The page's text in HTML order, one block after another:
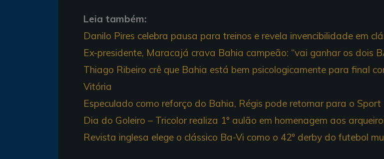
Leia também:
Danilo Pires celebra pausa para treinos e revela invencibilidade em
Ex-presidente, Maracajá crava Bahia campeão: “vai ganhar os dois
Thiago Ribeiro crê que Bahia está bem psicologicamente para final
Vitória
Especulado como reforço do Bahia, Régis pode retornar para o Sport
Dia do Goleiro – Tricolor realiza 1º aulão em homenagem aos
Revista inglesa elege o clássico Ba-Vi como o 42º derby do futebol